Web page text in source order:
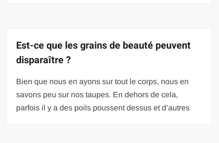
Est-ce que les grains de beauté peuvent
disparaître ?
Bien que nous en ayons sur tout le corps, nous en
savons peu sur nos taupes. En dehors de cela,
parfois il y a des poils poussent dessus et d’autres